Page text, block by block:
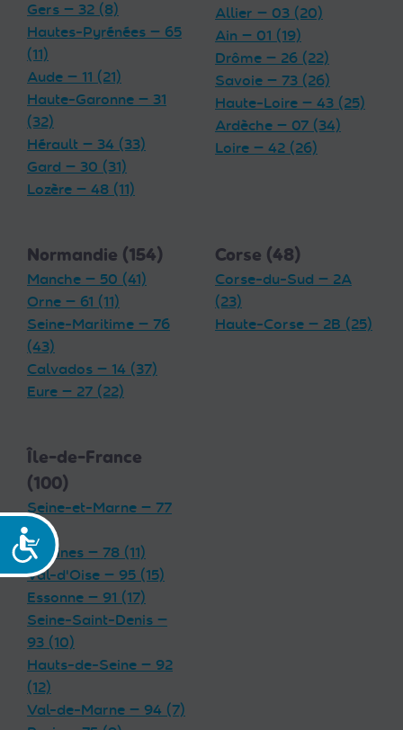
Accessibilité
Gers — 32 (8)
Hautes-Pyrénées — 65
(11)
Aude — 11 (21)
Haute-Garonne — 31
(32)
Hérault — 34 (33)
Gard — 30 (31)
Lozère — 48 (11)
Allier — 03 (20)
Ain — 01 (19)
Drôme — 26 (22)
Savoie — 73 (26)
Haute-Loire — 43 (25)
Ardèche — 07 (34)
Loire — 42 (26)
Normandie (154)
Manche — 50 (41)
Orne — 61 (11)
Seine-Maritime — 76
(43)
Calvados — 14 (37)
Eure — 27 (22)
Corse (48)
Corse-du-Sud — 2A
(23)
Haute-Corse — 2B (25)
Île-de-France
(100)
Seine-et-Marne — 77
(19)
Yvelines — 78 (11)
Val-d'Oise — 95 (15)
Essonne — 91 (17)
Seine-Saint-Denis —
93 (10)
Hauts-de-Seine — 92
(12)
Val-de-Marne — 94 (7)